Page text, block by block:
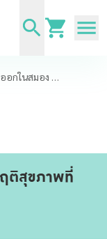
เข้าใจภาวะเลือดออกในสมอง วิกฤติสุขภาพที่อาจร้ายแรงถึงชีวิต
ฤติสุขภาพที่